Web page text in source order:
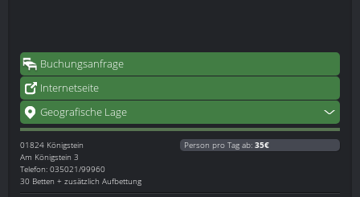
Buchungsanfrage
Internetseite
Geografische Lage
01824 Königstein
Am Königstein 3
Telefon: 035021/99960
30 Betten + zusätzlich Aufbettung
Person pro Tag ab: 35€